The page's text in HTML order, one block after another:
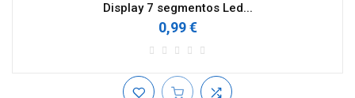
Display 7 segmentos Led...
0,99 €